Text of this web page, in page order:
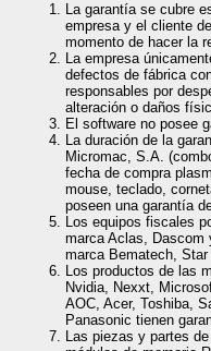
La garantía se cubre
empresa y el cliente
momento de hacer la
La empresa
defectos de fábrica
responsables por
alteración o daños
El software no posee
La duración de la
Micromac, S.A.
fecha de compra
mouse, teclado,
poseen una garantía
Los equipos fiscales
marca Aclas, Dascom
marca Bematech,
Los productos de las
Nvidia, Nexxt,
AOC, Acer, Toshiba,
Panasonic tienen
Las piezas y partes